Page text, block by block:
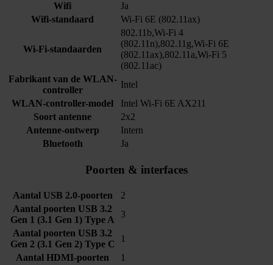
Wifi
Ja
Wifi-standaard
Wi-Fi 6E (802.11ax)
Wi-Fi-standaarden
802.11b,Wi-Fi 4
(802.11n),802.11g,Wi-Fi 6E
(802.11ax),802.11a,Wi-Fi 5
(802.11ac)
Fabrikant van de WLAN-
controller
Intel
WLAN-controller-model
Intel Wi-Fi 6E AX211
Soort antenne
2x2
Antenne-ontwerp
Intern
Bluetooth
Ja
Poorten & interfaces
Aantal USB 2.0-poorten
2
Aantal poorten USB 3.2
Gen 1 (3.1 Gen 1) Type A
3
Aantal poorten USB 3.2
Gen 2 (3.1 Gen 2) Type C
1
Aantal HDMI-poorten
1